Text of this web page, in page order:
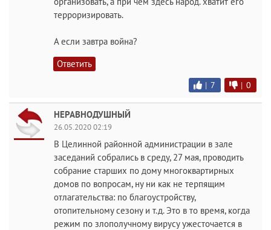
терроризировать.
А если завтра война?
Ответить
| 7 | 0
НЕРАВНОДУШНЫЙ
26.05.2020 02:19
В Целинной районной администрации в зале
заседаний собрались в среду, 27 мая, проводить
собрание старших по дому многоквартирных
домов по вопросам, ну ни как не терпящим
отлагательства: по благоустройству,
отопительному сезону и т.д. Это в то время, когда
режим по злополучному вирусу ужесточается в